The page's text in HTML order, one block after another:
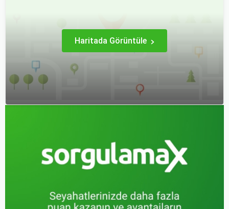
deneyimler sunmaktadır.
Haritada Görüntüle